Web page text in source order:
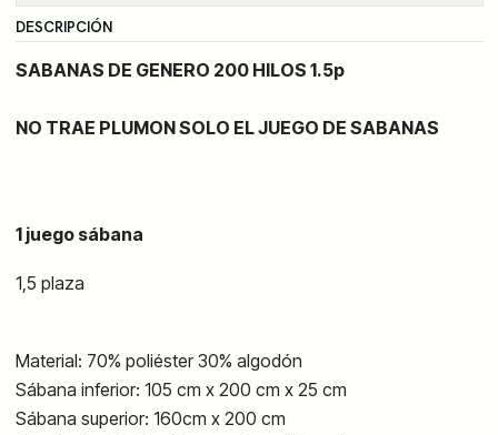
DESCRIPCIÓN
SABANAS DE GENERO 200 HILOS 1.5p
NO TRAE PLUMON SOLO EL JUEGO DE SABANAS
1 juego sábana
1,5 plaza
Material: 70% poliéster30% algodón
Sábana inferior: 105 cm x 200 cm x 25 cm
Sábana superior: 160cm x 200 cm